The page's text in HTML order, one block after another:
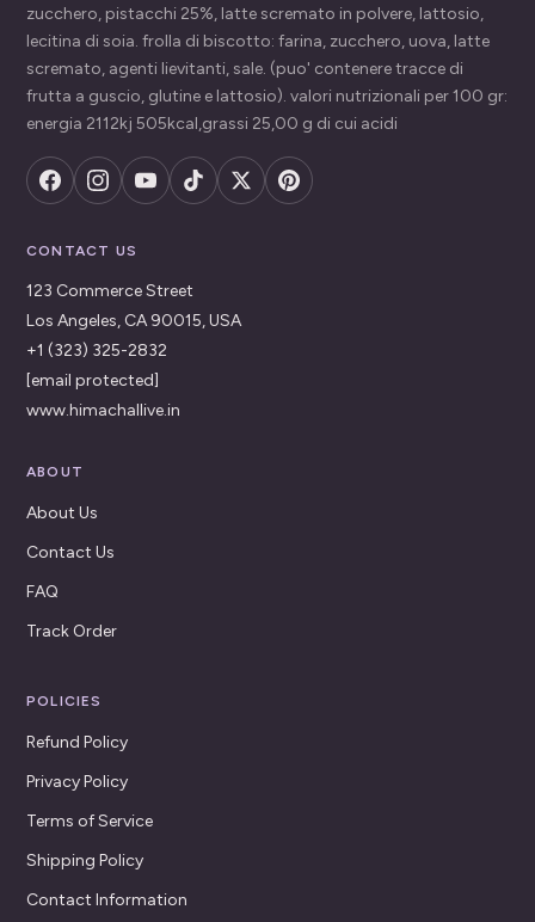
zucchero, pistacchi 25%, latte scremato in polvere, lattosio,
lecitina di soia. frolla di biscotto: farina, zucchero, uova, latte
scremato, agenti lievitanti, sale. (puo' contenere tracce di
frutta a guscio, glutine e lattosio). valori nutrizionali per 100 gr:
energia 2112kj 505kcal,grassi 25,00 g di cui acidi
CONTACT US
123 Commerce Street
Los Angeles, CA 90015, USA
+1 (323) 325-2832
[email protected]
www.himachallive.in
ABOUT
About Us
Contact Us
FAQ
Track Order
POLICIES
Refund Policy
Privacy Policy
Terms of Service
Shipping Policy
Contact Information